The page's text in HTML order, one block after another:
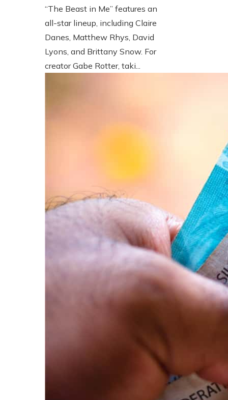
“The Beast in Me” features an
all-star lineup, including Claire
Danes, Matthew Rhys, David
Lyons, and Brittany Snow. For
creator Gabe Rotter, taki...